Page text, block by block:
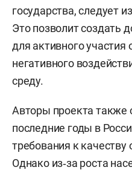
государства, следует
Это позволит создать
для активного участия
негативного
среду.
Авторы проекта также
последние годы в
требования к качеству
Однако из‑за роста